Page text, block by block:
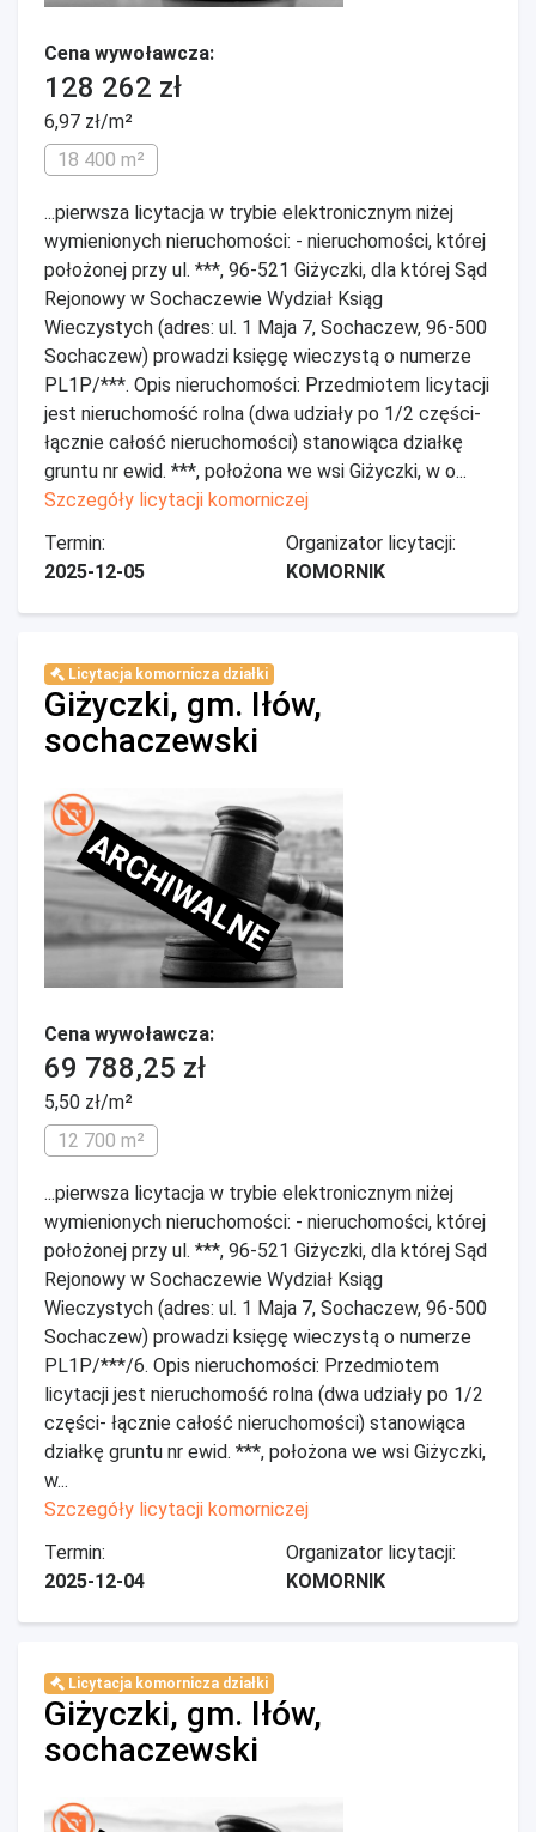
Cena wywoławcza:
128 262 zł
6,97 zł/m²
18 400 m²
...pierwsza licytacja w trybie elektronicznym niżej
wymienionych nieruchomości: - nieruchomości, której
położonej przy ul. ***, 96-521 Giżyczki, dla której Sąd
Rejonowy w Sochaczewie Wydział Ksiąg
Wieczystych (adres: ul. 1 Maja 7, Sochaczew, 96-500
Sochaczew) prowadzi księgę wieczystą o numerze
PL1P/***. Opis nieruchomości: Przedmiotem licytacji
jest nieruchomość rolna (dwa udziały po 1/2 części-
łącznie całość nieruchomości) stanowiąca działkę
gruntu nr ewid. ***, położona we wsi Giżyczki, w o...
Szczegóły licytacji komorniczej
Termin:
2025-12-05
Organizator licytacji:
KOMORNIK
Licytacja komornicza działki
Giżyczki, gm. Iłów,
sochaczewski
ARCHIWALNE
Cena wywoławcza:
69 788,25 zł
5,50 zł/m²
12 700 m²
...pierwsza licytacja w trybie elektronicznym niżej
wymienionych nieruchomości: - nieruchomości, której
położonej przy ul. ***, 96-521 Giżyczki, dla której Sąd
Rejonowy w Sochaczewie Wydział Ksiąg
Wieczystych (adres: ul. 1 Maja 7, Sochaczew, 96-500
Sochaczew) prowadzi księgę wieczystą o numerze
PL1P/***/6. Opis nieruchomości: Przedmiotem
licytacji jest nieruchomość rolna (dwa udziały po 1/2
części- łącznie całość nieruchomości) stanowiąca
działkę gruntu nr ewid. ***, położona we wsi Giżyczki,
w...
Szczegóły licytacji komorniczej
Termin:
2025-12-04
Organizator licytacji:
KOMORNIK
Licytacja komornicza działki
Giżyczki, gm. Iłów,
sochaczewski